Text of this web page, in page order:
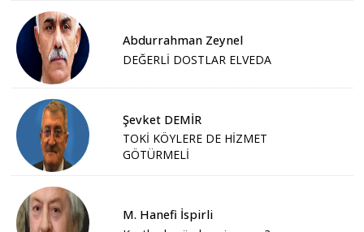
Abdurrahman Zeynel
DEĞERLİ DOSTLAR ELVEDA
Şevket DEMİR
TOKİ KÖYLERE DE HİZMET
GÖTÜRMELİ
M. Hanefi İspirli